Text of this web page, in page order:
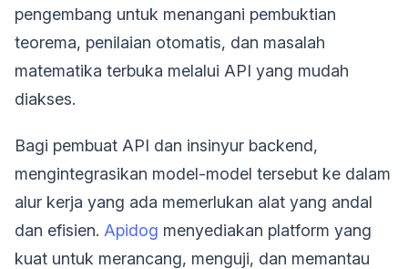
pengembang untuk menangani pembuktian
teorema, penilaian otomatis, dan masalah
matematika terbuka melalui API yang mudah
diakses.
Bagi pembuat API dan insinyur backend,
mengintegrasikan model-model tersebut ke dalam
alur kerja yang ada memerlukan alat yang andal
dan efisien. Apidog menyediakan platform yang
kuat untuk merancang, menguji, dan memantau